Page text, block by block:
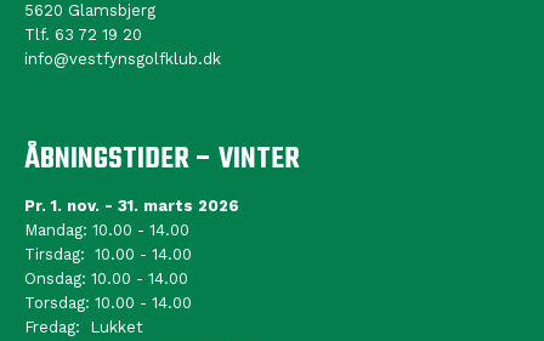
5620 Glamsbjerg
Tlf. 63 72 19 20
info@vestfynsgolfklub.dk
ÅBNINGSTIDER – VINTER
Pr. 1. nov. - 31. marts 2026
Mandag: 10.00 - 14.00
Tirsdag: 10.00 - 14.00
Onsdag: 10.00 - 14.00
Torsdag: 10.00 - 14.00
Fredag: Lukket